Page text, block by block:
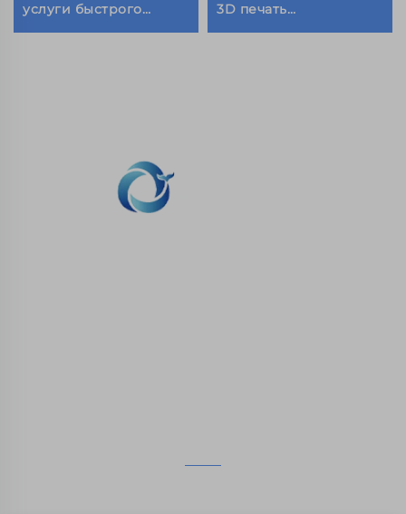
услуги быстрого
прототипирования из
3D печать
металлических